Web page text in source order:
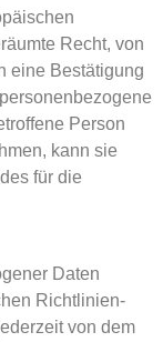
Recht, von
eine Bestätigung
Person
kann sie
für die
Daten
Richtlinien-
von dem